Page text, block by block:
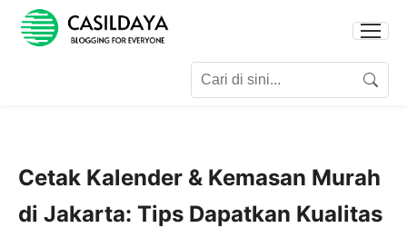
Search
Cetak Kalender & Kemasan Murah
di Jakarta: Tips Dapatkan Kualitas